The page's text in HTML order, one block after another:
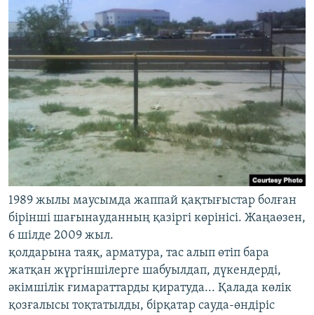
1989 жылы маусымда жаппай қақтығыстар болған
бірінші шағынауданның қазіргі көрінісі. Жаңаөзен,
6 шілде 2009 жыл.
қолдарына таяқ, арматура, тас алып өтіп бара
жатқан жүргіншілерге шабуылдап, дүкендерді,
әкімшілік ғимараттарды қиратуда... Қалада көлік
қозғалысы тоқтатылды, бірқатар сауда-өндіріс